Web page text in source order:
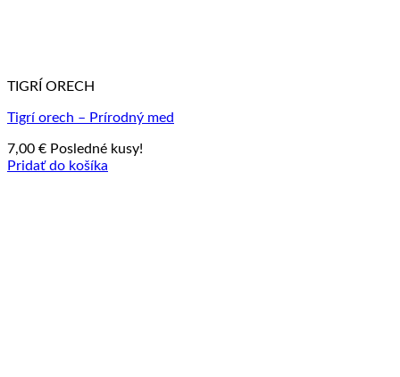
TIGRÍ ORECH
Tigrí orech – Prírodný med
7,00 € Posledné kusy!
Pridať do košíka